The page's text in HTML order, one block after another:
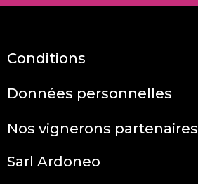
Conditions
Données personnelles
Nos vignerons partenaires
Sarl Ardoneo